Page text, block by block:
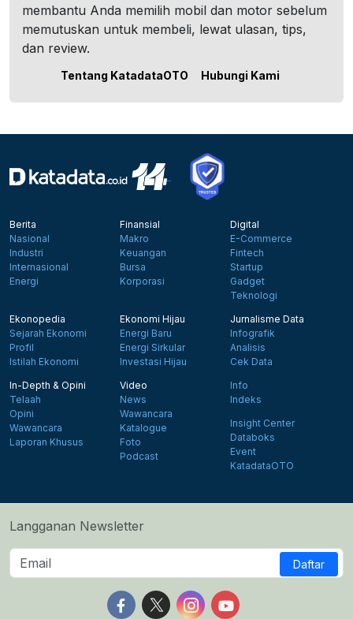
membantu Anda memilih mobil dan motor sebelum
memutuskan untuk membeli, lewat ulasan, tips,
dan review.
Tentang KatadataOTO Hubungi Kami
Berita
Nasional
Industri
Internasional
Energi
Finansial
Makro
Keuangan
Bursa
Korporasi
Digital
E-Commerce
Fintech
Startup
Gadget
Teknologi
Ekonopedia
Sejarah Ekonomi
Profil
Istilah Ekonomi
Ekonomi Hijau
Energi Baru
Energi Sirkular
Investasi Hijau
Jurnalisme Data
Infografik
Analisis
Cek Data
In-Depth & Opini
Telaah
Opini
Wawancara
Laporan Khusus
Video
News
Wawancara
Katalogue
Foto
Podcast
Info
Indeks
Insight Center
Databoks
Event
KatadataOTO
Langganan Newsletter
Daftar
Follow us on Facebook
Follow us on X
Follow us on Instagram
Follow us on